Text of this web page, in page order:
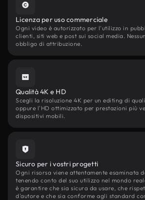
Licenza per uso commerciale
Ogni video è autorizzato per l'utilizzo in
clienti, siti web e post sui social media.
obbligo di attribuzione.
Qualità 4K e HD
Scegli la risoluzione 4K per un editing di
oppure l'HD ottimizzato per prestazioni più
dispositivi mobili.
Sicuro per i vostri progetti
Ogni risorsa viene attentamente esaminata
tenendo conto del suo utilizzo nel mondo
è garantire che sia sicura da usare, che
d'autore e che sia conforme agli standard